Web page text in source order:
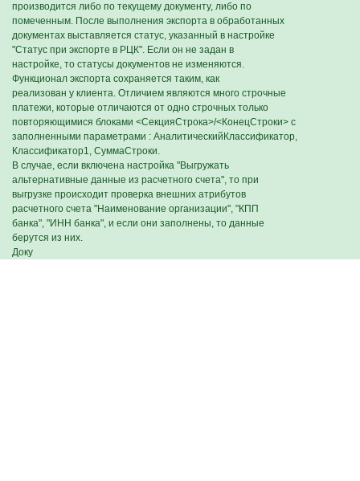
производится либо по текущему документу, либо по
помеченным. После выполнения экспорта в обработанных
документах выставляется статус, указанный в настройке
"Статус при экспорте в РЦК". Если он не задан в
настройке, то статусы документов не изменяются.
Функционал экспорта сохраняется таким, как
реализован у клиента. Отличием являются много строчные
платежи, которые отличаются от одно строчных только
повторяющимися блоками <СекцияСтрока>/<КонецСтроки> с
заполненными параметрами : АналитическийКлассификатор,
Классификатор1, СуммаСтроки.
В случае, если включена настройка "Выгружать
альтернативные данные из расчетного счета", то при
выгрузке происходит проверка внешних атрибутов
расчетного счета "Наименование организации", "КПП
банка", "ИНН банка", и если они заполнены, то данные
берутся из них.
Доку